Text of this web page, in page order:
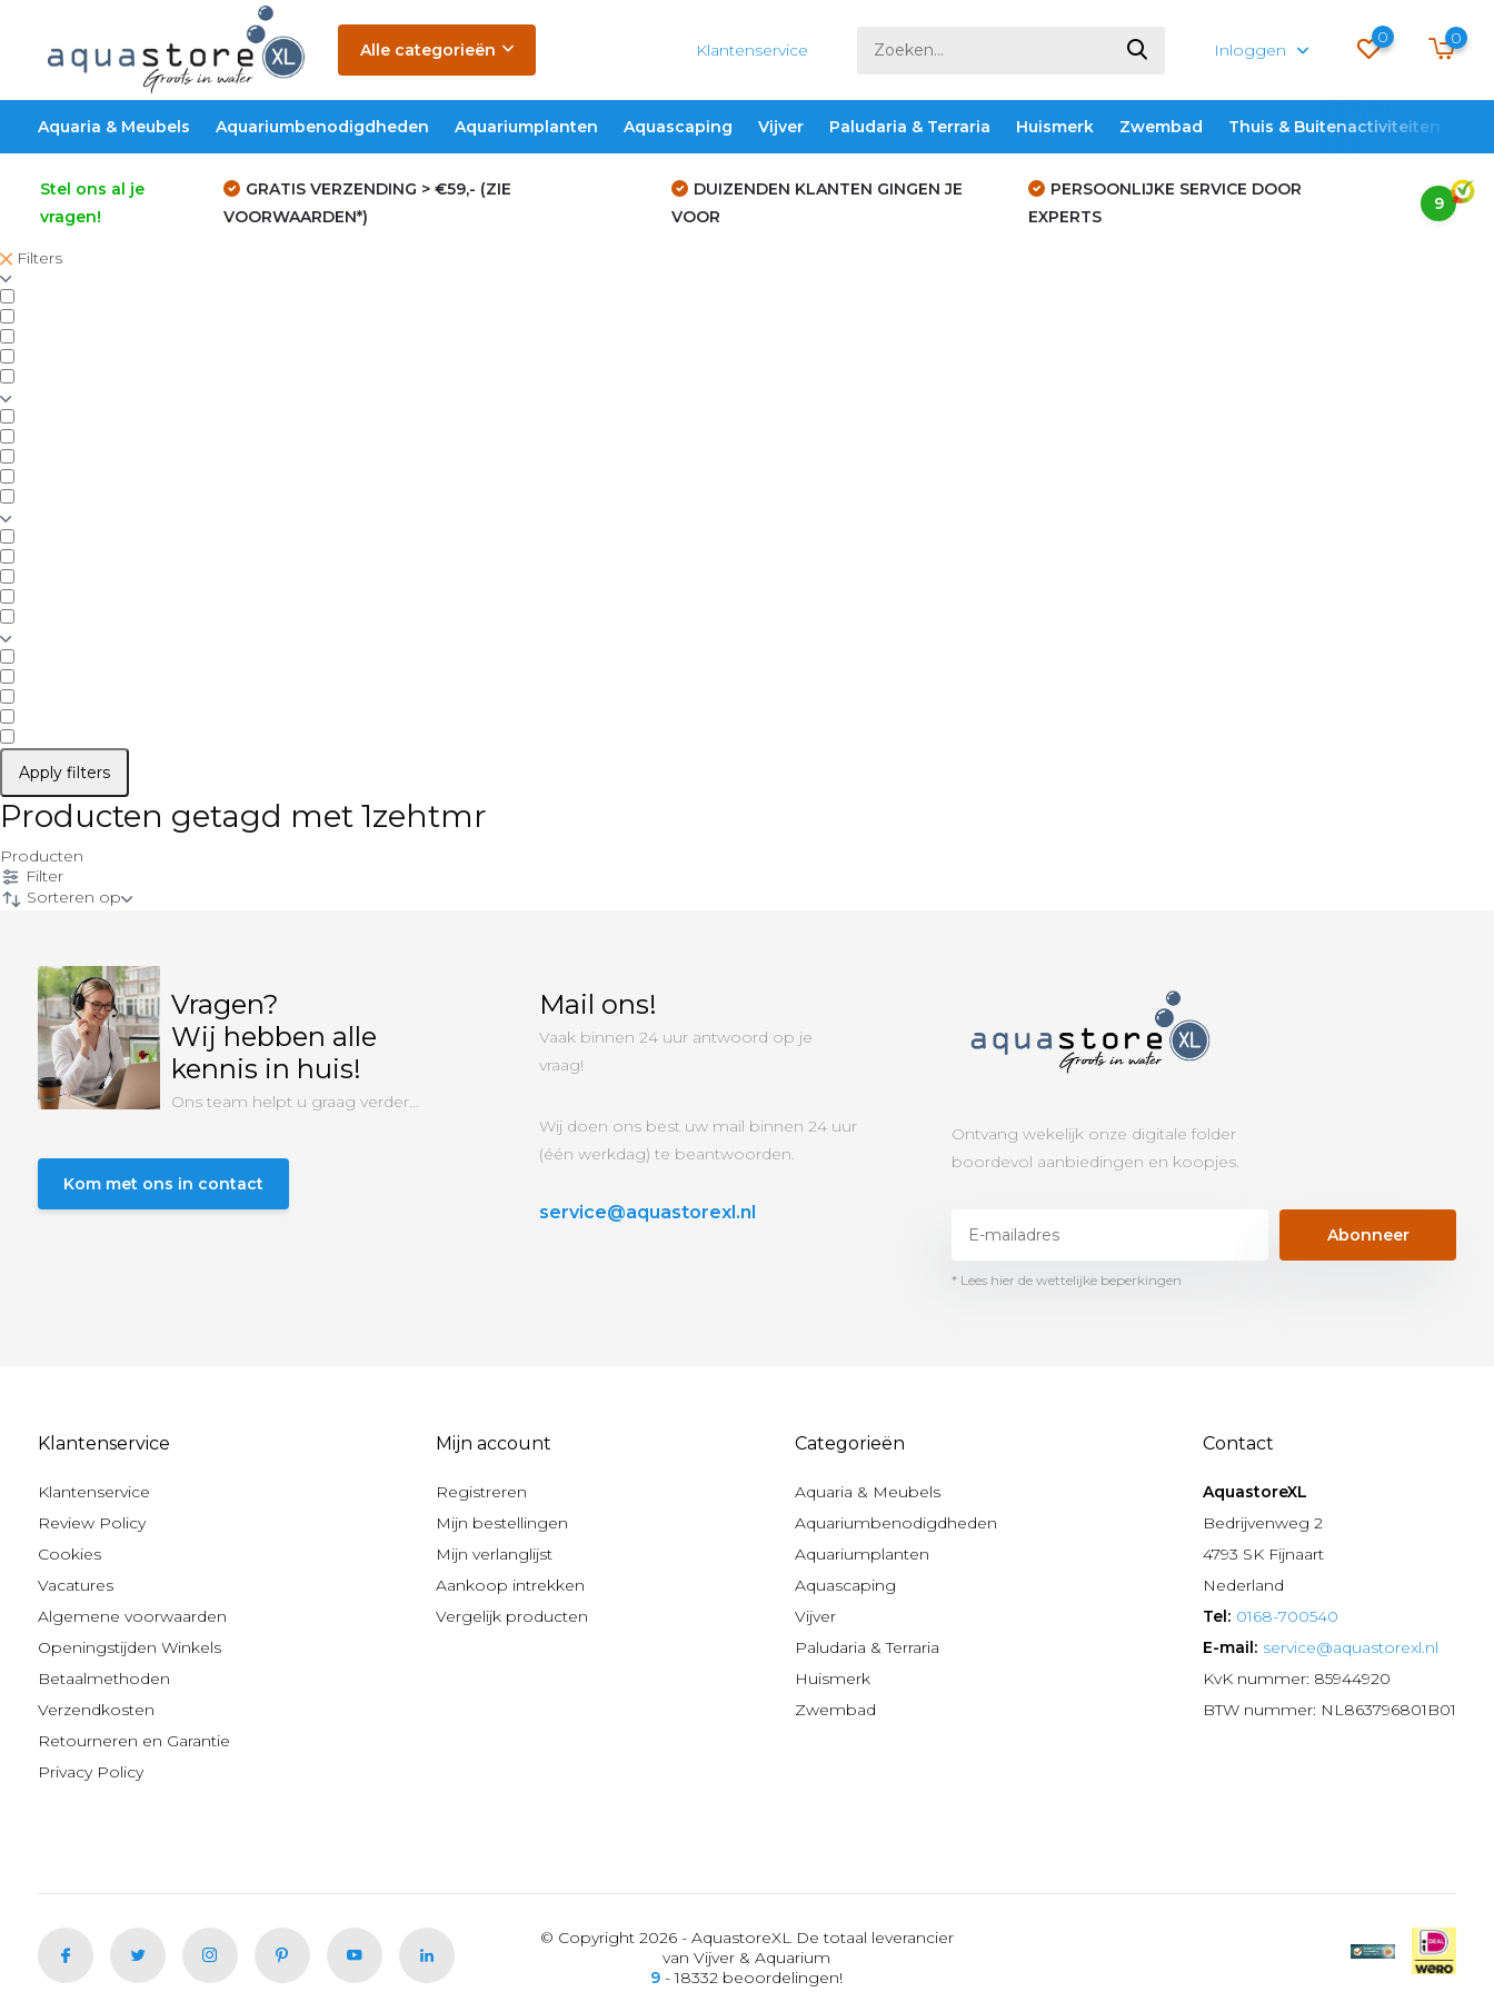
Alle categorieën Klantenservice Inloggen
0 0
Aquaria & Meubels Aquariumbenodigdheden Aquariumplanten Aquascaping Vijver Paludaria & Terraria Huismerk Zwembad Thuis & Buitenactiviteiten
Stel ons al je
vragen!
GRATIS VERZENDING > €59,- (ZIE
VOORWAARDEN*)
DUIZENDEN KLANTEN GINGEN JE
VOOR
PERSOONLIJKE SERVICE DOOR
EXPERTS
9
Filters
Apply filters
Producten getagd met 1zehtmr
Producten
Filter
Sorteren op
Vragen?
Wij hebben alle
kennis in huis!
Ons team helpt u graag verder...
Kom met ons in contact
Mail ons!
Vaak binnen 24 uur antwoord op je
vraag!
Wij doen ons best uw mail binnen 24 uur
(één werkdag) te beantwoorden.
service@aquastorexl.nl
Ontvang wekelijk onze digitale folder
boordevol aanbiedingen en koopjes.
Abonneer
* Lees hier de wettelijke beperkingen
Klantenservice
Klantenservice
Review Policy
Cookies
Vacatures
Algemene voorwaarden
Openingstijden Winkels
Betaalmethoden
Verzendkosten
Retourneren en Garantie
Privacy Policy
Mijn account
Registreren
Mijn bestellingen
Mijn verlanglijst
Aankoop intrekken
Vergelijk producten
Categorieën
Aquaria & Meubels
Aquariumbenodigdheden
Aquariumplanten
Aquascaping
Vijver
Paludaria & Terraria
Huismerk
Zwembad
Contact
AquastoreXL
Bedrijvenweg 2
4793 SK Fijnaart
Nederland
Tel: 0168-700540
E-mail: service@aquastorexl.nl
KvK nummer: 85944920
BTW nummer: NL863796801B01
© Copyright 2026 - AquastoreXL De totaal leverancier
van Vijver & Aquarium
9 - 18332 beoordelingen!